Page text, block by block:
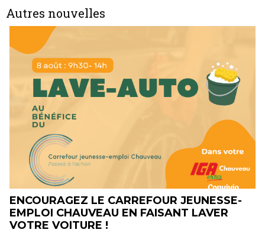
Autres nouvelles
LE CARREFOUR JEUNESSE-
CHAUVEAU EN FAISANT LAVER
VOITURE !